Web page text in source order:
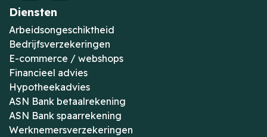
Diensten
Arbeidsongeschiktheid
Bedrijfsverzekeringen
E-commerce / webshops
Financieel advies
Hypotheekadvies
ASN Bank betaalrekening
ASN Bank spaarrekening
Werknemersverzekeringen